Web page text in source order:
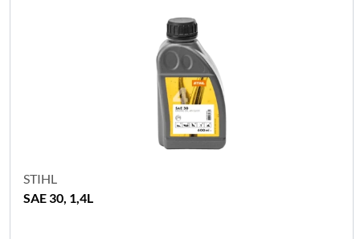
STIHL
SAE 30, 1,4L